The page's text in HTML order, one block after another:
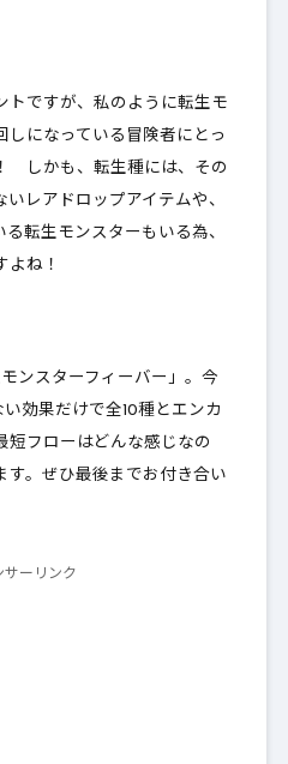
トですが、私のように転生モ
しになっている冒険者にとっ
しかも、転生種には、 その
い レアドロップアイテムや、
転生モンスターもいる為、
よね！
ンスターフィーバー」。今
い効果だけで全10種とエンカ
短フローはどんな感じなの
。ぜひ最後までお付き合い
サーリンク